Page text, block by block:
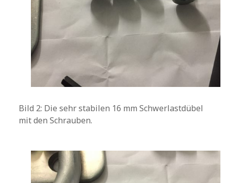
Bild 2: Die sehr stabilen 16 mm Schwerlastdübel
mit den Schrauben.